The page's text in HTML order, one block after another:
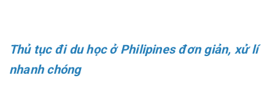
Thủ tục đi du học ở Philipines đơn giản, xử lí
nhanh chóng